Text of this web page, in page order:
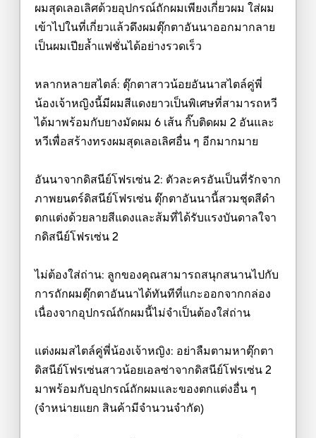
ผมสุดเลอเลิศด้วยอุปกรณ์ถักผมเพียงเกี่ยวผม ใส่ผม
เข้าไปในที่เกี่ยวแล้วดึงผมตุ๊กตาอันนาออกมากลาย
เป็นผมเปียล้ำแฟชั่นได้อย่างรวดเร็ว
หลากหลายสไตล์: ตุ๊กตาสาวน้อยอันนาสไตล์คู่พี่
น้องเจ้าหญิงนี้มีผมสีแดงยาวเป็นพิเศษที่สามารถหวี
ได้มาพร้อมกับยางมัดผม 6 เส้น กิ๊บติดผม 2 อันและ
หวีเพื่อสร้างทรงผมสุดเลอเลิศอื่น ๆ อีกมากมาย
อันนาจากดิสนีย์โฟรเซ่น 2: ตัวละครอันเป็นที่รักจาก
ภาพยนตร์ดิสนีย์โฟรเซ่น ตุ๊กตาอันนานี้สวมชุดสีดำ
ตกแต่งด้วยลายสีแดงและส้มที่ได้รับแรงบันดาลใจา
กดิสนีย์โฟรเซ่น 2
ไม่ต้องใส่ถ่าน: ลูกของคุณสามารถสนุกสนานไปกับ
การถักผมตุ๊กตาอันนาได้ทันทีที่แกะออกจากกล่อง
เนื่องจากอุปกรณ์ถักผมนี้ไม่จำเป็นต้องใส่ถ่าน
แต่งผมสไตล์คู่พี่น้องเจ้าหญิง: อย่าลืมตามหาตุ๊กตา
ดิสนีย์โฟรเซ่นสาวน้อยเอลซ่าจากดิสนีย์โฟรเซ่น 2
มาพร้อมกับอุปกรณ์ถักผมและของตกแต่งอื่น ๆ
(จำหน่ายแยก สินค้ามีจำนวนจำกัด)